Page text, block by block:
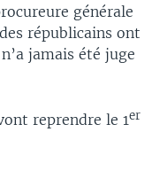
générale
républicains ont
jamais été juge
reprendre le 1er